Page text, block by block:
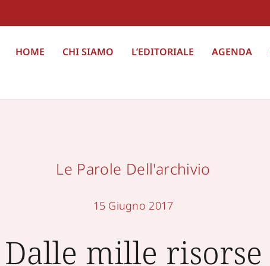
HOME CHI SIAMO L’EDITORIALE AGENDA
Le Parole Dell'archivio
15 Giugno 2017
Dalle mille risorse